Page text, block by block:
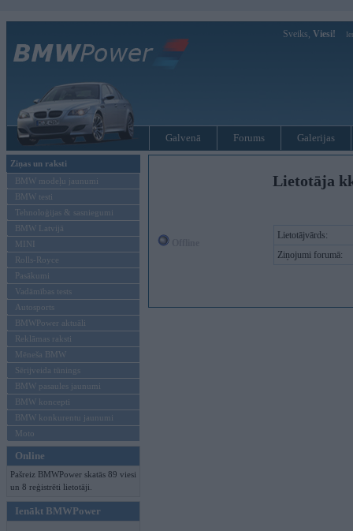
Sveiks, Viesi!
Galvenā Forums Galerijas
Ziņas un raksti
BMW modeļu jaunumi
BMW testi
Tehnoloģijas & sasniegumi
BMW Latvijā
MINI
Rolls-Royce
Pasākumi
Vadāmības tests
Autosports
BMWPower aktuāli
Reklāmas raksti
Mēneša BMW
Sērijveida tūnings
BMW pasaules jaunumi
BMW koncepti
BMW konkurentu jaunumi
Moto
Online
Pašreiz BMWPower skatās 89 viesi
un 8 reģistrēti lietotāji.
Ienākt BMWPower
Lietotāja
Lietotājvārds:
Ziņojumi forumā: